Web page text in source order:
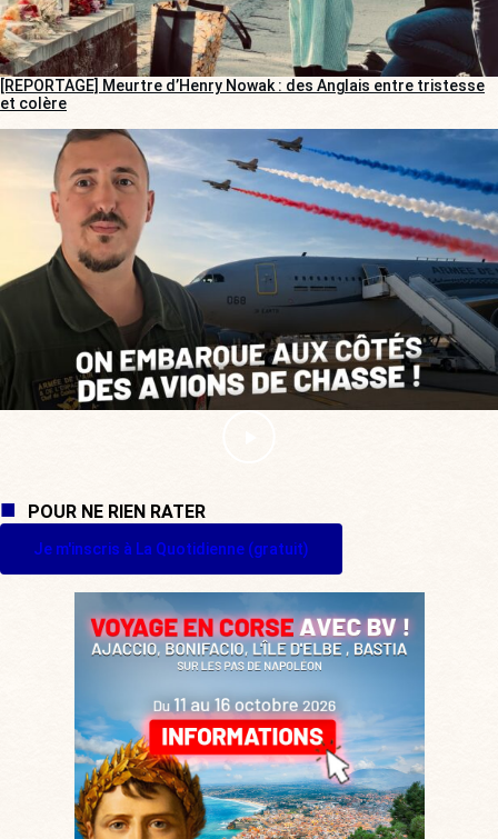
[REPORTAGE] Meurtre d’Henry Nowak : des Anglais entre tristesse
et colère
POUR NE RIEN RATER
Je m'inscris à La Quotidienne (gratuit)